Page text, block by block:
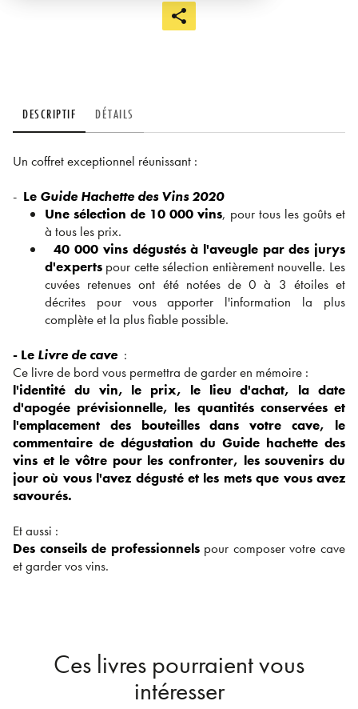
DESCRIPTIF DÉTAILS
Un coffret exceptionnel réunissant :
- Le Guide Hachette des Vins 2020
Une sélection de 10 000 vins, pour tous les goûts et
à tous les prix.
40 000 vins dégustés à l'aveugle par des jurys
d'experts pour cette sélection entièrement nouvelle. Les
cuvées retenues ont été notées de 0 à 3 étoiles et
décrites pour vous apporter l'information la plus
complète et la plus fiable possible.
- Le Livre de cave:
Ce livre de bord vous permettra de garder en mémoire :
l'identité du vin, le prix, le lieu d'achat, la date
d'apogée prévisionnelle, les quantités conservées et
l'emplacement des bouteilles dans votre cave, le
commentaire de dégustation du Guide hachette des
vins et le vôtre pour les confronter, les souvenirs du
jour où vous l'avez dégusté et les mets que vous avez
savourés.
Et aussi :
Des conseils de professionnelspour composer votre cave
et garder vos vins.
Ces livres pourraient vous
intéresser